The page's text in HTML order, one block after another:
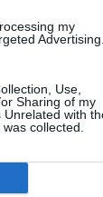
my
Advertising.
Use,
Sharing of my
Unrelated with
collected.
η τεχνητή
να
υλικό. Με
σιγά